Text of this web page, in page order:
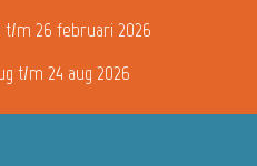
t/m 26 februari 2026
t/m 24 aug 2026